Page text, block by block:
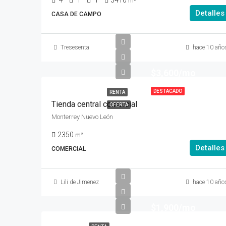
CASA DE CAMPO
Detalles
Tresesenta hace 10
DESTACADO
RENTA
OFERTA
Tienda central comercial
Monterrey Nuevo León
2350 m²
COMERCIAL
Detalles
Lili de Jimenez hace 10